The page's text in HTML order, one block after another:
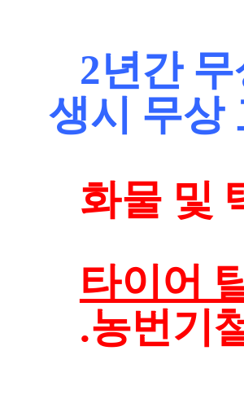
2년간
생시 무상
화물 및
타이어
.농번기